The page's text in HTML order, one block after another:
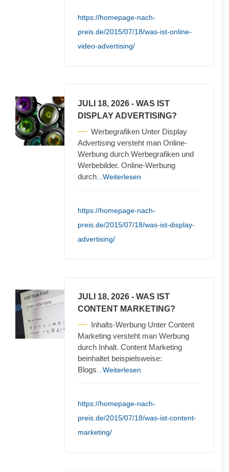
https://homepage-nach-
preis.de/2015/07/18/was-ist-online-
video-advertising/
JULI 18, 2026 - WAS IST
DISPLAY ADVERTISING?
Werbegrafiken Unter Display
Advertising versteht man Online-
Werbung durch Werbegrafiken und
Werbebilder. Online-Werbung
durch ...Weiterlesen
https://homepage-nach-
preis.de/2015/07/18/was-ist-display-
advertising/
JULI 18, 2026 - WAS IST
CONTENT MARKETING?
Inhalts-Werbung Unter Content
Marketing versteht man Werbung
durch Inhalt. Content Marketing
beinhaltet beispielsweise:
Blogs ...Weiterlesen
https://homepage-nach-
preis.de/2015/07/18/was-ist-content-
marketing/